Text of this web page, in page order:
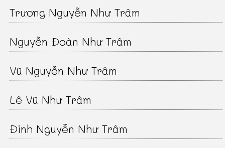
Trương Nguyễn Như Trâm
Nguyễn Đoàn Như Trâm
Vũ Nguyễn Như Trâm
Lê Vũ Như Trâm
Đinh Nguyễn Như Trâm